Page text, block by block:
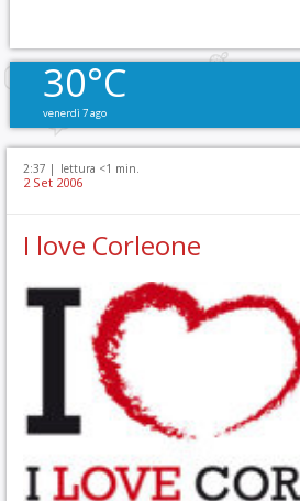
30°C
venerdì 7 ago
2:37 | lettura <1 min.
2 Set 2006
I love Corleone